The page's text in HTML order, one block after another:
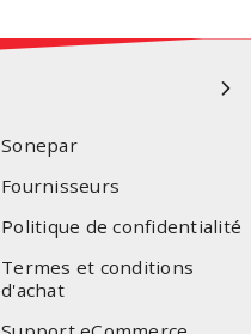
Sonepar
Fournisseurs
Politique de confidentialité
Termes et conditions
d'achat